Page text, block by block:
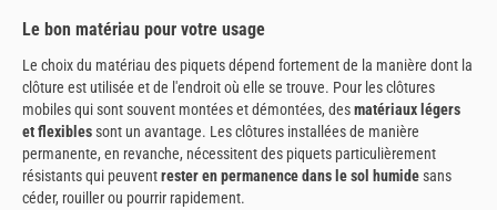
Le bon matériau pour votre usage
Le choix du matériau des piquets dépend fortement de la manière dont la
clôture est utilisée et de l'endroit où elle se trouve. Pour les clôtures
mobiles qui sont souvent montées et démontées, desmatériaux légers
et flexiblessont un avantage. Les clôtures installées de manière
permanente, en revanche, nécessitent des piquets particulièrement
résistants qui peuventrester en permanence dans le sol humidesans
céder, rouiller ou pourrir rapidement.